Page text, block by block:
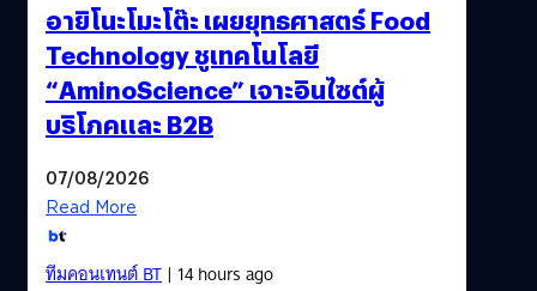
อายิโนะโมะโต๊ะ เผยยุทธศาสตร์ Food
Technology ชูเทคโนโลยี
“AminoScience” เจาะอินไซต์ผู้
บริโภคและ B2B
07/08/2026
Read More
ทีมคอนเทนต์ BT| 14 hours ago